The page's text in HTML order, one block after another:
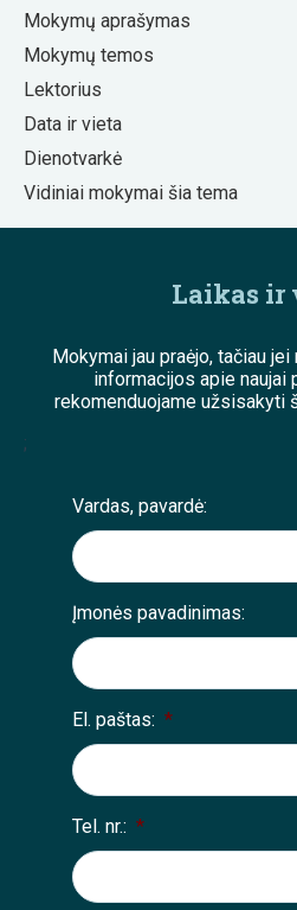
Mokymų aprašymas
Mokymų temos
Lektorius
Data ir vieta
Dienotvarkė
Vidiniai mokymai šia tema
Laikas ir
Mokymai jau praėjo, tačiau
informacijos apie naujai
rekomenduojame užsisakyti
;
Vardas, pavardė:
Įmonės pavadinimas:
El. paštas: *
Tel. nr.: *